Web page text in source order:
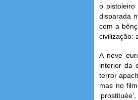
o
disparada
com a
civilização:
A neve
interior da
terror
mas no